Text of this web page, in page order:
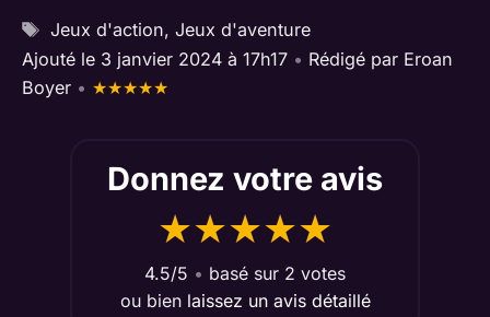
Étiquettes
Jeux d'action, Jeux d'aventure
Ajouté le 3 janvier 2024 à 17h17 • Rédigé par Eroan
Boyer • ★★★★★
Donnez votre avis
★★★★★
4.5/5 • basé sur 2 votes
ou bien laissez un avis détaillé